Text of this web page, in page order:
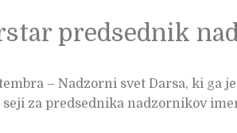
predsednik
– Nadzorni svet Darsa, ki ga
za predsednika nadzornikov